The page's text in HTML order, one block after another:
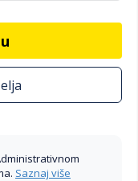
Saznaj više